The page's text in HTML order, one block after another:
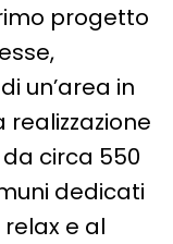
progetto
un’area in
circa 550
dedicati
e al